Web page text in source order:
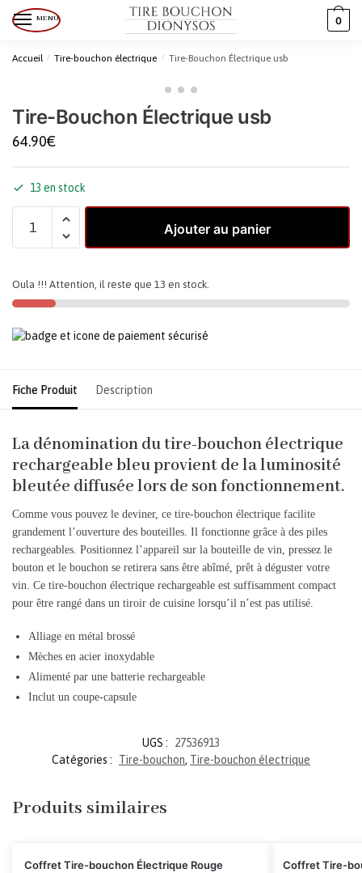
MENU 0
Accueil / Tire-bouchon électrique / Tire-Bouchon Électrique usb
Tire-Bouchon Électrique usb
64.90€
13 en stock
Ajouter au panier
Oula !!! Attention, il reste que 13 en stock.
Fiche Produit Description
La dénomination du tire-bouchon électrique
rechargeable bleu provient de la luminosité
bleutée diffusée lors de son fonctionnement.
Comme vous pouvez le deviner, ce tire-bouchon électrique facilite
grandement l’ouverture des bouteilles. Il fonctionne grâce à des piles
rechargeables. Positionnez l’appareil sur la bouteille de vin, pressez le
bouton et le bouchon se retirera sans être abîmé, prêt à déguster votre
vin. Ce tire-bouchon électrique rechargeable est suffisamment compact
pour être rangé dans un tiroir de cuisine lorsqu’il n’est pas utilisé.
Alliage en métal brossé
Mèches en acier inoxydable
Alimenté par une batterie rechargeable
Inclut un coupe-capsule
UGS :
27536913
Catégories :
Tire-bouchon, Tire-bouchon électrique
Produits similaires
Coffret Tire-bouchon Électrique Rouge Coffret Tire-